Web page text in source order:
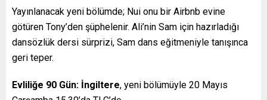
Yayınlanacak yeni bölümde; Nui onu bir Airbnb evine
götüren Tony’den şüphelenir. Ali’nin Sam için hazırladığı
dansözlük dersi sürprizi, Sam dans eğitmeniyle tanışınca
geri teper.
Evliliğe 90 Gün: İngiltere, yeni bölümüyle 20 Mayıs